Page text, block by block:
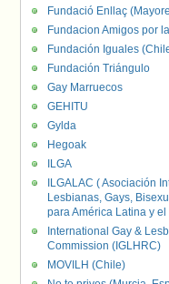
Fundació Enllaç
Fundacion Amigos por
Fundación Iguales
Fundación Triángulo
Gay Marruecos
GEHITU
Gylda
Hegoak
ILGA
ILGALAC ( Asociación
Lesbianas, Gays,
para América Latina y
International Gay &
Commission (IGLHRC)
MOVILH (Chile)